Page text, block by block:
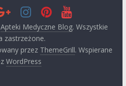
Apteki Medyczne Blog. Wszystkie
zastrzeżone.
przez ThemeGrill. Wspierane
WordPress